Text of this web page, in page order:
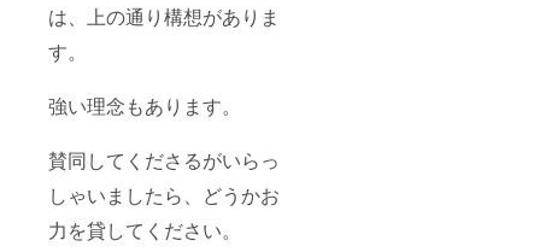
は、上の通り構想がありま
す。
強い理念もあります。
賛同してくださるがいらっ
しゃいましたら、どうかお
力を貸してください。